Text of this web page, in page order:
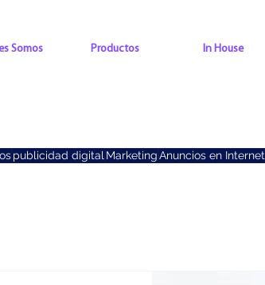
Somos Productos In House
publicidad digital MarketingAnuncios en Internet